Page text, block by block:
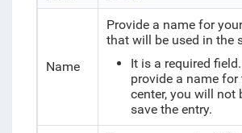
Name
Provide a name for
that will be used in the
It is a required
provide a name
center, you will not
save the entry.